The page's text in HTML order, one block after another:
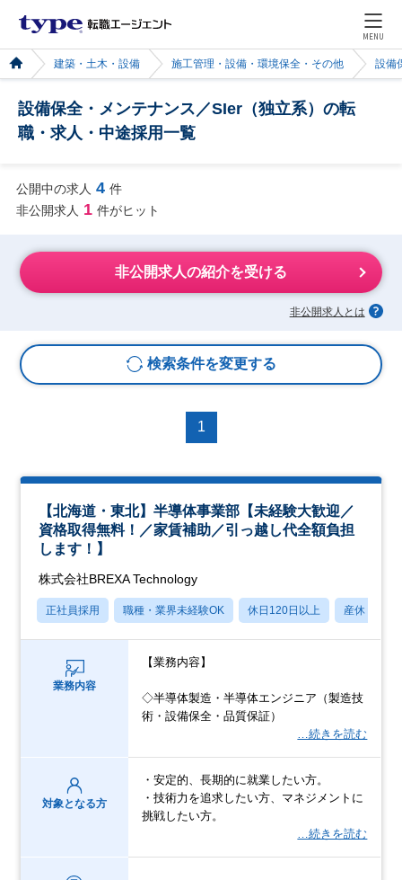
MENU
建築・土木・設備 施工管理・設備・環境保全・その他 設備
設備保全・メンテナンス／SIer（独立系）の転
職・求人・中途採用一覧
公開中の求人 4 件
非公開求人 1 件がヒット
非公開求人の紹介を受ける
非公開求人とは
検索条件を変更する
1
【北海道・東北】半導体事業部【未経験大歓迎／
資格取得無料！／家賃補助／引っ越し代全額負担
します！】
株式会社BREXA Technology
正社員採用 職種・業界未経験OK 休日120日以上 産休・育休
業務内容
【業務内容】
◇半導体製造・半導体エンジニア（製造技
術・設備保全・品質保証）
…続きを読む
対象となる方
・安定的、長期的に就業したい方。
・技術力を追求したい方、マネジメントに
挑戦したい方。
…続きを読む